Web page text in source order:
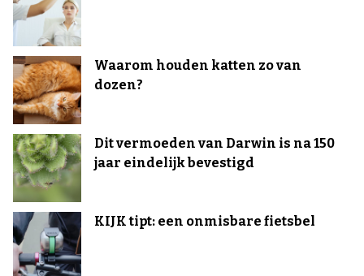
Waarom houden katten zo van
dozen?
Dit vermoeden van Darwin is na 150
jaar eindelijk bevestigd
KIJK tipt: een onmisbare fietsbel